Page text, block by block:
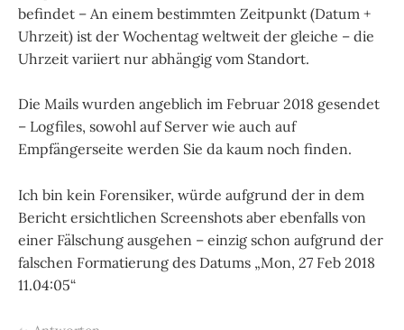
befindet – An einem bestimmten Zeitpunkt (Datum +
Uhrzeit) ist der Wochentag weltweit der gleiche – die
Uhrzeit variiert nur abhängig vom Standort.
Die Mails wurden angeblich im Februar 2018 gesendet
– Logfiles, sowohl auf Server wie auch auf
Empfängerseite werden Sie da kaum noch finden.
Ich bin kein Forensiker, würde aufgrund der in dem
Bericht ersichtlichen Screenshots aber ebenfalls von
einer Fälschung ausgehen – einzig schon aufgrund der
falschen Formatierung des Datums „Mon, 27 Feb 2018
11.04:05“